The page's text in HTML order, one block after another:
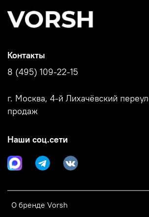
О бренде Vorsh
Контакты
8 (495) 109-22-15
г. Москва, 4-й Лихачёвский
продаж
Наши соц.сети